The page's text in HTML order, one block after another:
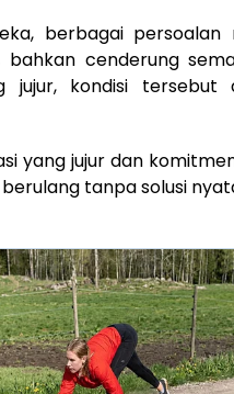
berbagai
bahkan cenderung
jujur, kondisi tersebut
yang jujur dan
berulang tanpa solusi